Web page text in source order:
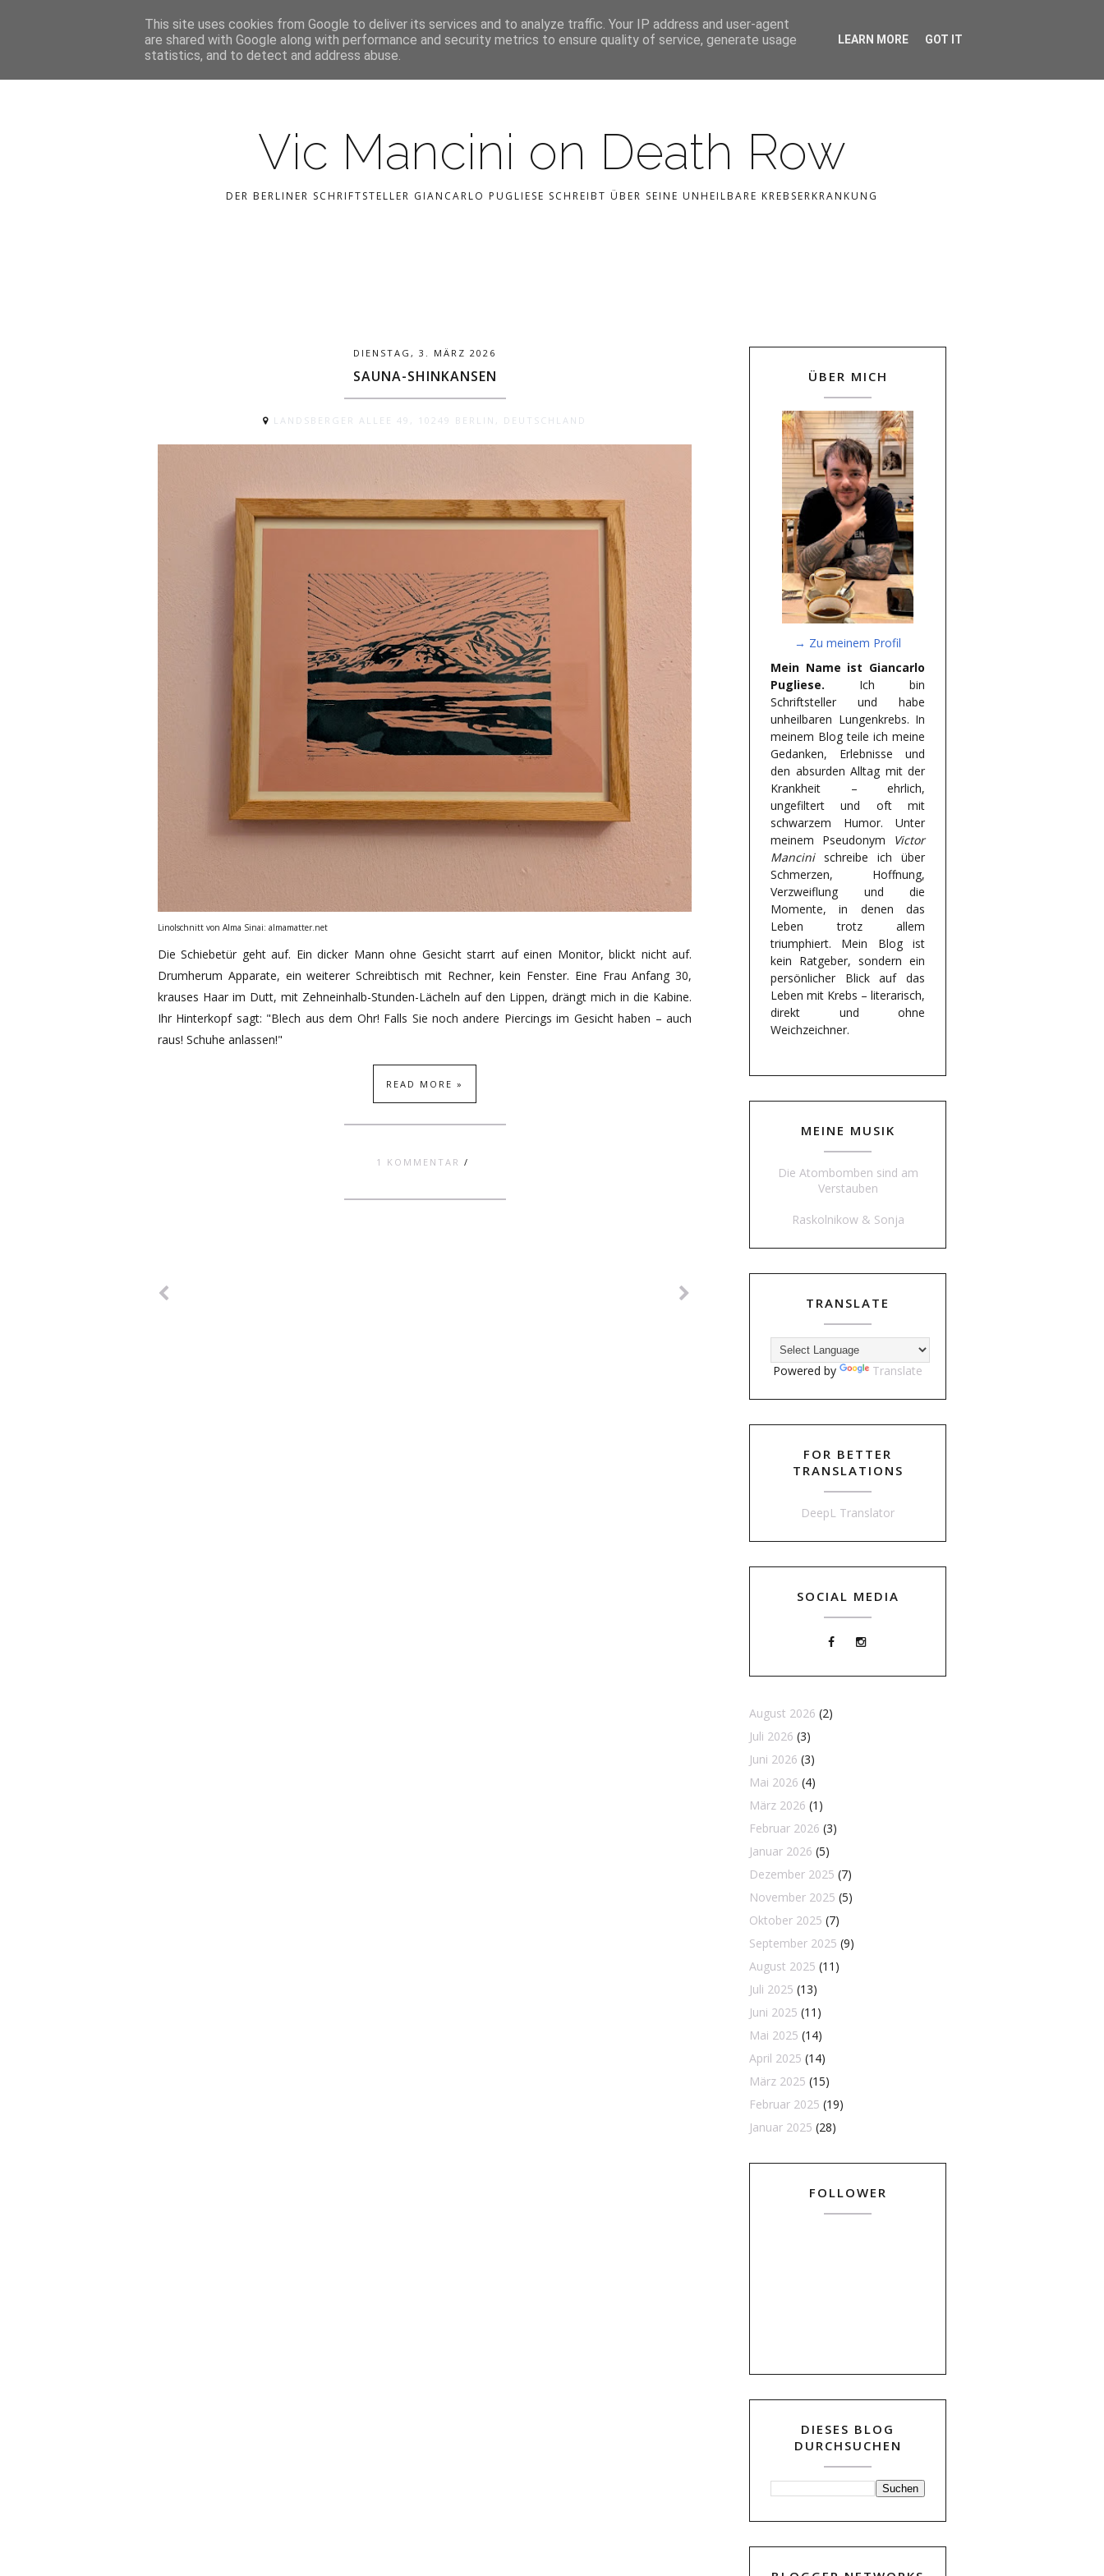
Vic Mancini on Death Row
DER BERLINER SCHRIFTSTELLER GIANCARLO PUGLIESE SCHREIBT ÜBER SEINE UNHEILBARE KREBSERKRANKUNG
STARTSEITE KONTAKT CATEGORIES
DIENSTAG, 3. MÄRZ 2026
SAUNA-SHINKANSEN
LANDSBERGER ALLEE 49, 10249 BERLIN, DEUTSCHLAND
Linolschnitt von Alma Sinai: almamatter.net
Die Schiebetür geht auf. Ein dicker Mann ohne Gesicht starrt auf einen Monitor, blickt nicht auf.
Drumherum Apparate, ein weiterer Schreibtisch mit Rechner, kein Fenster. Eine Frau Anfang 30,
krauses Haar im Dutt, mit Zehneinhalb-Stunden-Lächeln auf den Lippen, drängt mich in die Kabine.
Ihr Hinterkopf sagt: "Blech aus dem Ohr! Falls Sie noch andere Piercings im Gesicht haben – auch
raus! Schuhe anlassen!"
READ MORE »
1 KOMMENTAR /
ÜBER MICH
→ Zu meinem Profil
Mein Name ist Giancarlo
Pugliese. Ich bin
Schriftsteller und habe
unheilbaren Lungenkrebs. In
meinem Blog teile ich meine
Gedanken, Erlebnisse und
den absurden Alltag mit der
Krankheit – ehrlich,
ungefiltert und oft mit
schwarzem Humor. Unter
meinem Pseudonym
Victor
Mancinischreibe ich über
Schmerzen, Hoffnung,
Verzweiflung und die
Momente, in denen das
Leben trotz allem
triumphiert. Mein Blog ist
kein Ratgeber, sondern ein
persönlicher Blick auf das
Leben mit Krebs – literarisch,
direkt und ohne
Weichzeichner.
MEINE MUSIK
Die Atombomben sind am
Verstauben
Raskolnikow & Sonja
TRANSLATE
Powered by Translate
FOR BETTER
TRANSLATIONS
DeepL Translator
SOCIAL MEDIA
August 2026 (2)
Juli 2026 (3)
Juni 2026 (3)
Mai 2026 (4)
März 2026 (1)
Februar 2026 (3)
Januar 2026 (5)
Dezember 2025 (7)
November 2025 (5)
Oktober 2025 (7)
September 2025 (9)
August 2025 (11)
Juli 2025 (13)
Juni 2025 (11)
Mai 2025 (14)
April 2025 (14)
März 2025 (15)
Februar 2025 (19)
Januar 2025 (28)
FOLLOWER
DIESES BLOG
DURCHSUCHEN
This site uses cookies from Google to deliver its services and to analyze traffic. Your IP address and user-agent
are shared with Google along with performance and security metrics to ensure quality of service, generate usage
statistics, and to detect and address abuse.
LEARN MORE GOT IT